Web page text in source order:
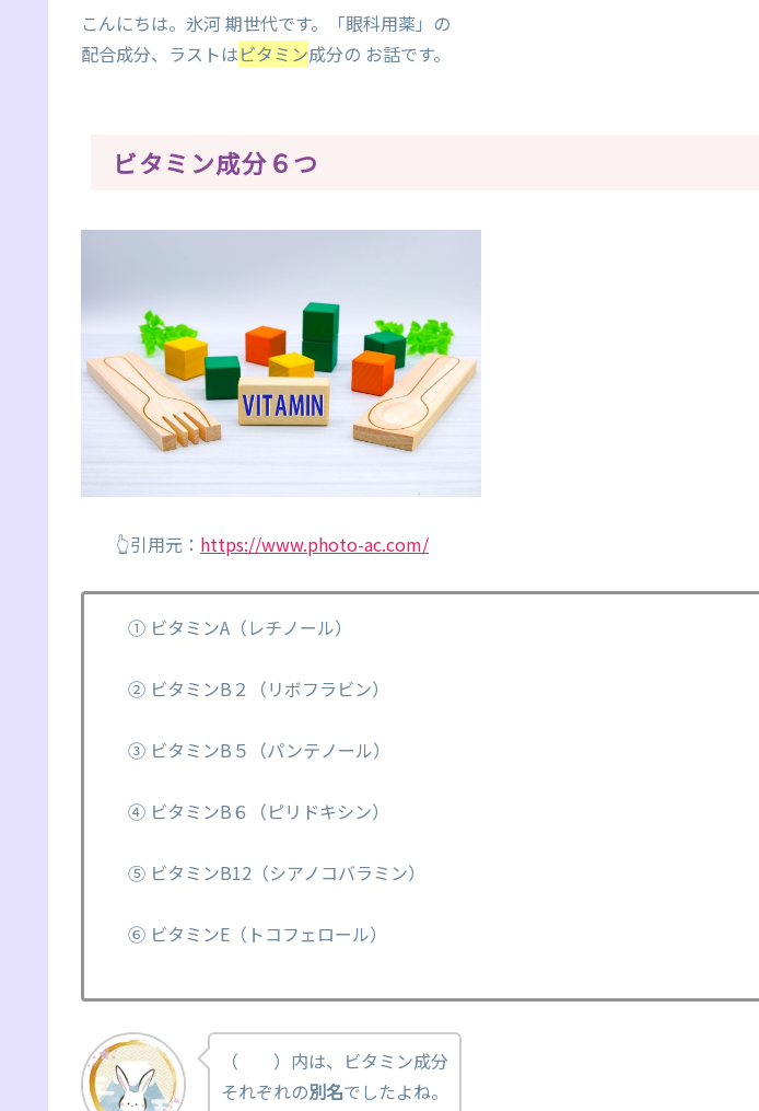
こんにちは。氷河 期世代です。「眼科用薬」の
配合成分、ラストはビタミン成分の お話です。
ビタミン成分６つ
👆引用元： https://www.photo-ac.com/
① ビタミンA（レチノール）
② ビタミンB２（リボフラビン）
③ ビタミンB５（パンテノール）
④ ビタミンB６（ピリドキシン）
⑤ ビタミンB12（シアノコバラミン）
⑥ ビタミンE（トコフェロール）
（ ）内は、ビタミン成分
それぞれの別名でしたよね。